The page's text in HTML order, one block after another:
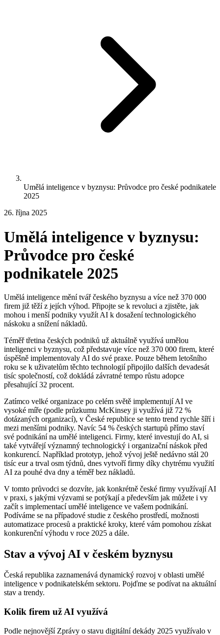
Umělá inteligence v byznysu: Průvodce pro české podnikatele
2025
26. října 2025
Umělá inteligence v byznysu:
Průvodce pro české
podnikatele 2025
Umělá inteligence mění tvář českého byznysu a více než 370 000
firem již těží z jejích výhod. Připojte se k revoluci a zjistěte, jak
mohou i menší podniky využít AI k dosažení technologického
náskoku a snížení nákladů.
Téměř třetina českých podniků už aktuálně využívá umělou
inteligenci v byznysu, což představuje více než 370 000 firem, které
úspěšně implementovaly AI do své praxe. Pouze během letošního
roku se k uživatelům těchto technologií připojilo dalších devadesát
tisíc společností, což dokládá závratné tempo růstu adopce
přesahující 32 procent.
Zatímco velké organizace po celém světě implementují AI ve
vysoké míře (podle průzkumu McKinsey ji využívá již 72 %
dotázaných organizací), v České republice se tento trend rychle šíří i
mezi menšími podniky. Navíc 54 % českých startupů přímo staví
své podnikání na umělé inteligenci. Firmy, které investují do AI, si
také vytvářejí významný technologický i organizační náskok před
konkurencí. Například prototyp, jehož vývoj ještě nedávno stál 20
tisíc eur a trval osm týdnů, dnes vytvoří firmy díky chytrému využití
AI za pouhé dva dny a téměř bez nákladů.
V tomto průvodci se dozvíte, jak konkrétně české firmy využívají AI
v praxi, s jakými výzvami se potýkají a především jak můžete i vy
začít s implementací umělé inteligence ve vašem podnikání.
Podíváme se na případové studie z českého prostředí, možnosti
automatizace procesů a praktické kroky, které vám pomohou získat
konkurenční výhodu v roce 2025 a dále.
Stav a vývoj AI v českém byznysu
Česká republika zaznamenává dynamický rozvoj v oblasti umělé
inteligence v podnikatelském sektoru. Pojďme se podívat na aktuální
stav a trendy.
Kolik firem už AI využívá
Podle nejnovější Zprávy o stavu digitální dekády 2025 využívalo v